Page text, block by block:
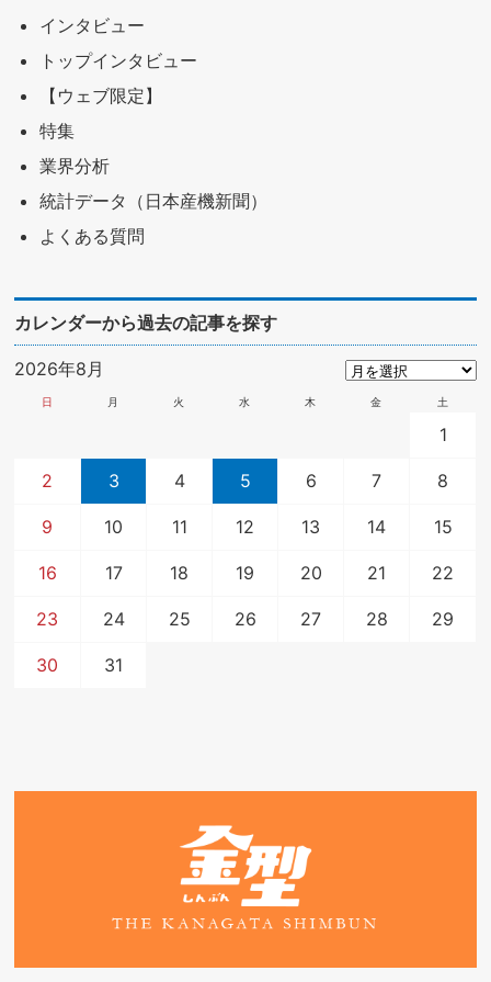
インタビュー
トップインタビュー
【ウェブ限定】
特集
業界分析
統計データ（日本産機新聞）
よくある質問
カレンダーから過去の記事を探す
2026年8月
日 月 火 水 木 金 土
1
2 3 4 5 6 7 8
9 10 11 12 13 14 15
16 17 18 19 20 21 22
23 24 25 26 27 28 29
30 31